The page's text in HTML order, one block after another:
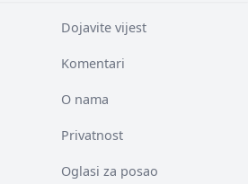
Dojavite vijest
Komentari
O nama
Privatnost
Oglasi za posao